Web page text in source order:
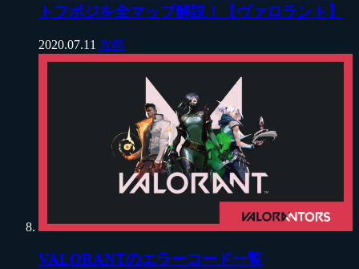
トフポジを全マップ解説！【ヴァロラント】
2020.07.11 攻略
VALORANTのエラーコード一覧